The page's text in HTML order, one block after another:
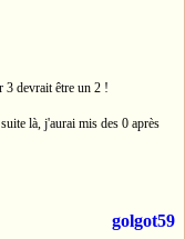
devrait être un 2 !
là, j'aurai mis des 0 après
golgot59